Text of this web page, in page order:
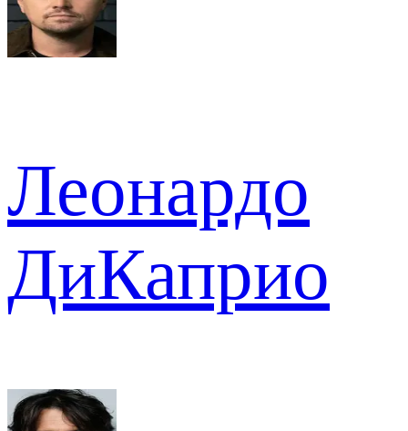
Леонардо
ДиКаприо